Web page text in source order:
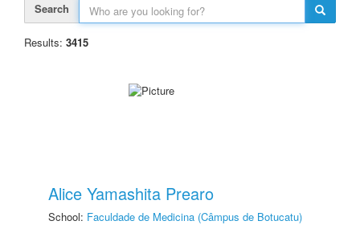
Search
Results: 3415
Alice Yamashita Prearo
School: Faculdade de Medicina (Câmpus de Botucatu)